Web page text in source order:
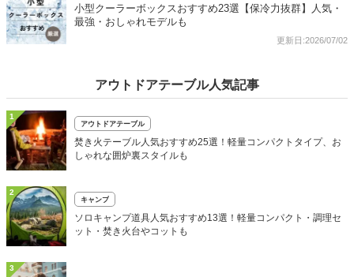
小型クーラーボックスおすすめ23選【保冷力抜群】人気・
最強・おしゃれモデルも
更新日:2026/07/02
アウトドアテーブル人気記事
1
アウトドアテーブル
焚き火テーブル人気おすすめ25選！軽量コンパクトタイプ、お
しゃれな囲炉裏スタイルも
2
キャンプ
ソロキャンプ道具人気おすすめ13選！軽量コンパクト・調理セ
ット・焚き火台やコットも
3